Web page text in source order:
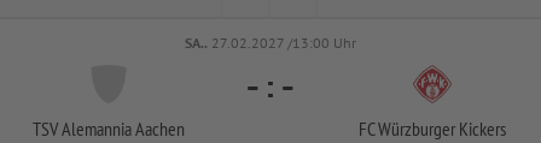
SA.. 27.02.2027 /13:00 Uhr
TSV Alemannia Aachen
- : -
FC Würzburger Kickers